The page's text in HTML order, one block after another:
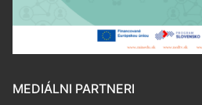
MEDIÁLNI PARTNERI